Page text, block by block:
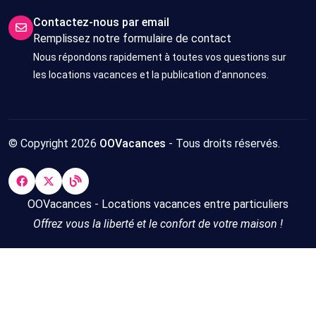
Contactez-nous par email
Remplissez notre formulaire de contact
Nous répondons rapidement à toutes vos questions sur
les locations vacances et la publication d’annonces.
© Copyright 2026 OOVacances - Tous droits réservés.
OOVacances - Locations vacances entre particuliers
Offrez vous la liberté et le confort de votre maison !